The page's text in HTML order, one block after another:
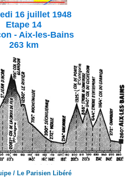
16 juillet 1948
Etape 14
- Aix-les-Bains
263 km
/ Le Parisien Libéré